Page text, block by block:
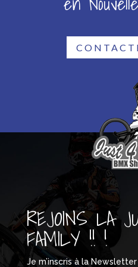
REJOINS LA
FAMILY !! !
Je m’inscris à la